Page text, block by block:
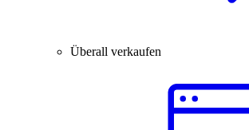
Überall verkaufen